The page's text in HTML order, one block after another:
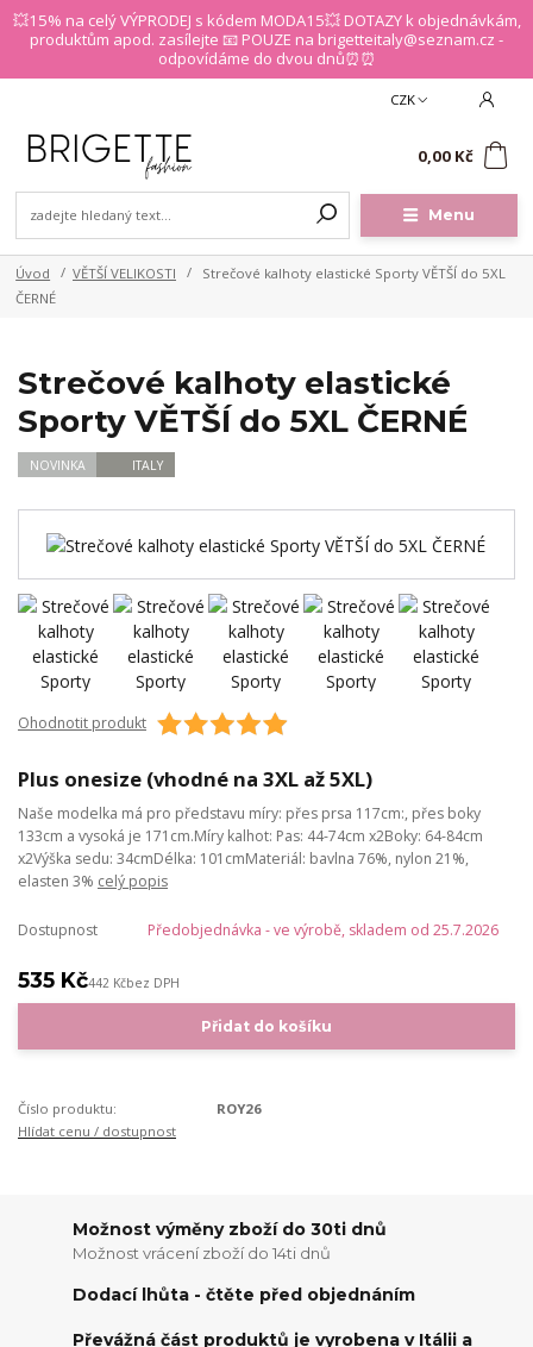
💥15% na celý VÝPRODEJ s kódem MODA15💥 DOTAZY k objednávkám,
produktům apod. zasílejte 📧 POUZE na brigetteitaly@seznam.cz -
odpovídáme do dvou dnů⏰⏰
Menu
CZK
0,00 Kč
Úvod VĚTŠÍ VELIKOSTI
Strečové kalhoty elastické Sporty VĚTŠÍ do 5XL
ČERNÉ
Strečové kalhoty elastické
Sporty VĚTŠÍ do 5XL ČERNÉ
NOVINKA ITALY
Ohodnotit produkt
Plus onesize (vhodné na 3XL až 5XL)
Naše modelka má pro představu míry: přes prsa 117cm:, přes boky
133cm a vysoká je 171cm.Míry kalhot: Pas: 44-74cm x2Boky: 64-84cm
x2Výška sedu: 34cmDélka: 101cmMateriál: bavlna 76%, nylon 21%,
elasten 3% celý popis
Dostupnost Předobjednávka - ve výrobě, skladem od 25.7.2026
535 Kč442 Kčbez DPH
Přidat do košíku
Číslo produktu:
ROY26
Hlídat cenu / dostupnost
Možnost výměny zboží do 30ti dnů
Možnost vrácení zboží do 14ti dnů
Dodací lhůta - čtěte před objednáním
Převážná část produktů je vyrobena v Itálii a